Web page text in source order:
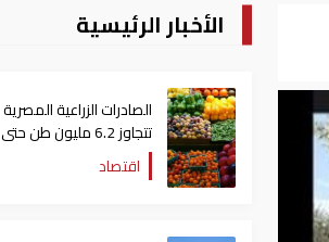
الأخبار الرئيسية
الصادرات الزراعية المصرية
تتجاوز 6.2 مليون طن حتى
الآناقتصاد